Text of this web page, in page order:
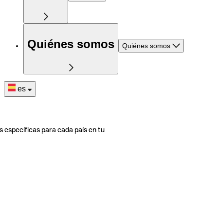
Quiénes somos Quiénes somos
es
específicas para cada país en tu